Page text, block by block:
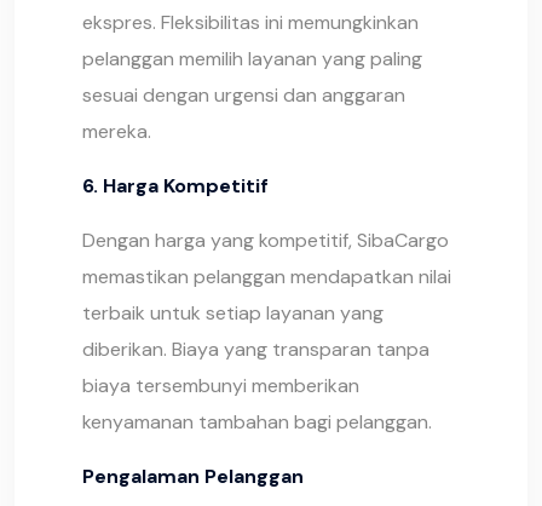
ekspres. Fleksibilitas ini memungkinkan
pelanggan memilih layanan yang paling
sesuai dengan urgensi dan anggaran
mereka.
6. Harga Kompetitif
Dengan harga yang kompetitif, SibaCargo
memastikan pelanggan mendapatkan nilai
terbaik untuk setiap layanan yang
diberikan. Biaya yang transparan tanpa
biaya tersembunyi memberikan
kenyamanan tambahan bagi pelanggan.
Pengalaman Pelanggan